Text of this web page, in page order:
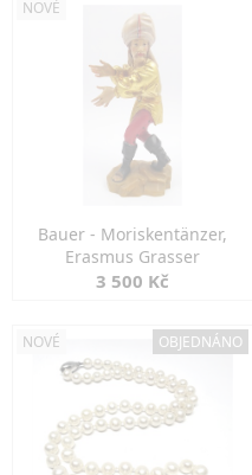
NOVÉ
Bauer - Moriskentänzer,
Erasmus Grasser
3 500 Kč
NOVÉ OBJEDNÁNO